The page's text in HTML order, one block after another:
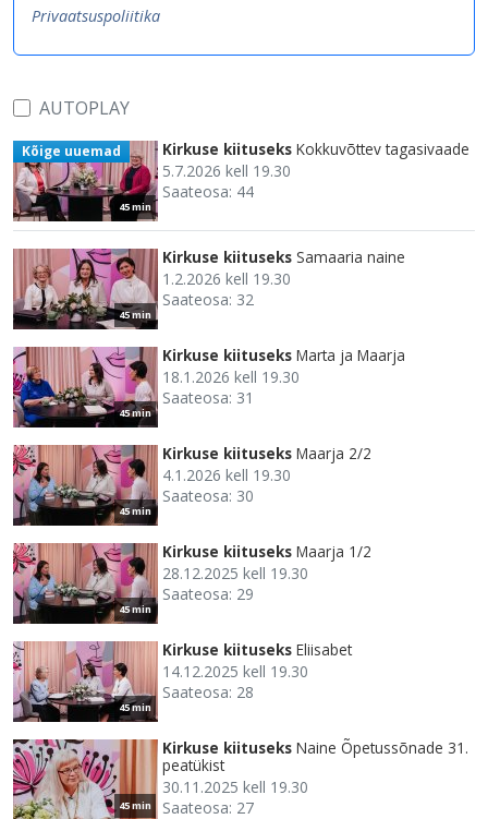
Privaatsuspoliitika
AUTOPLAY
45 min
Kõige uuemad Kirkuse kiituseks Kokkuvõttev tagasivaade
5.7.2026 kell 19.30
Saateosa: 44
45 min
Kirkuse kiituseks Samaaria naine
1.2.2026 kell 19.30
Saateosa: 32
45 min
Kirkuse kiituseks Marta ja Maarja
18.1.2026 kell 19.30
Saateosa: 31
45 min
Kirkuse kiituseks Maarja 2/2
4.1.2026 kell 19.30
Saateosa: 30
45 min
Kirkuse kiituseks Maarja 1/2
28.12.2025 kell 19.30
Saateosa: 29
45 min
Kirkuse kiituseks Eliisabet
14.12.2025 kell 19.30
Saateosa: 28
45 min
Kirkuse kiituseks Naine Õpetussõnade 31.
peatükist
30.11.2025 kell 19.30
Saateosa: 27